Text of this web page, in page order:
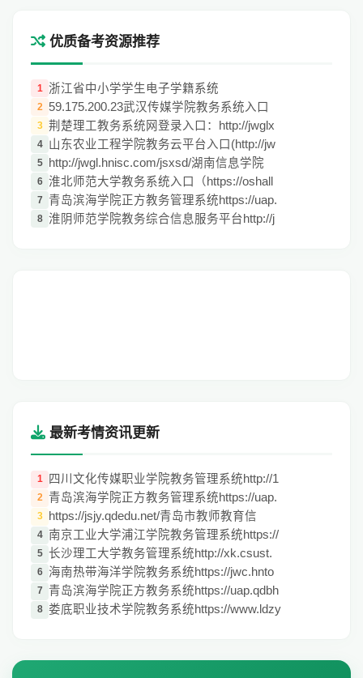
优质备考资源推荐
1 浙江省中小学学生电子学籍系统
2 59.175.200.23武汉传媒学院教务系统入口
3 荆楚理工教务系统网登录入口：http://jwglx
4 山东农业工程学院教务云平台入口(http://jw
5 http://jwgl.hnisc.com/jsxsd/湖南信息学院
6 淮北师范大学教务系统入口（https://oshall
7 青岛滨海学院正方教务管理系统https://uap.
8 淮阴师范学院教务综合信息服务平台http://j
最新考情资讯更新
1 四川文化传媒职业学院教务管理系统http://1
2 青岛滨海学院正方教务管理系统https://uap.
3 https://jsjy.qdedu.net/青岛市教师教育信
4 南京工业大学浦江学院教务管理系统https://
5 长沙理工大学教务管理系统http://xk.csust.
6 海南热带海洋学院教务系统https://jwc.hnto
7 青岛滨海学院正方教务系统https://uap.qdbh
8 娄底职业技术学院教务系统https://www.ldzy